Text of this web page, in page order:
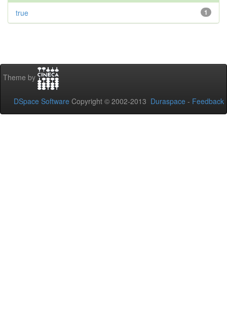
1
true
Theme by
DSpace Software Copyright © 2002-2013 Duraspace - Feedback